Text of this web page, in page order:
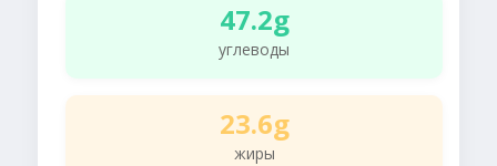
47.2g
углеводы
23.6g
жиры